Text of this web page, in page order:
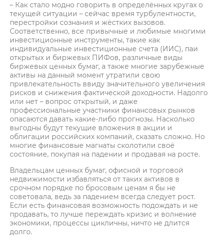
– Как стало модно говорить в определённых кругах о
текущей ситуации – сейчас время турбулентности,
перестройки сознания и жёстких вызовов.
Соответственно, все привычные и любимые многими
инвестиционные инструменты, такие как
индивидуальные инвестиционные счета (ИИС), паи
открытых и биржевых ПИФов, различные виды
биржевых ценных бумаг, а также многие зарубежные
активы на данный момент утратили свою
привлекательность ввиду значительного увеличения
рисков и снижения фактической доходности. Надолго
или нет – вопрос открытый, и даже
профессиональные участники финансовых рынков
опасаются давать какие-либо прогнозы. Насколько
выгодны будут текущие вложения в акции и
облигации российских компаний, сказать сложно. Но
многие финансовые магнаты сколотили своё
состояние, покупая на падении и продавая на росте.
Владельцам ценных бумаг, офисной и торговой
недвижимости избавляться от таких активов в
срочном порядке по бросовым ценам я бы не
советовала, ведь за падением всегда следует рост.
Если есть финансовая возможность подождать и не
продавать, то лучше переждать кризис и волнение
экономики, процессы цикличны, ничто не длится
долго.